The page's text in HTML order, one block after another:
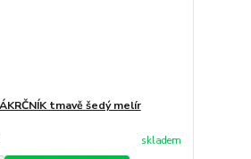
tmavě šedý melír
skladem